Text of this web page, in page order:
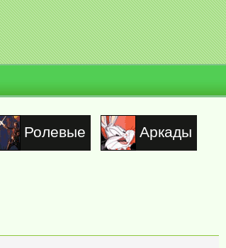
Ролевые Аркады